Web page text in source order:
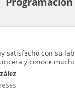
satisfecho con su
y conoce